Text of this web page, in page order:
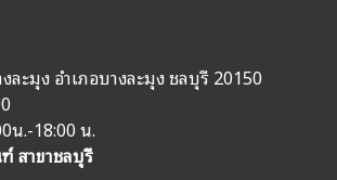
ะมุง อำเภอบางละมุง ชลบุรี 20150
น.-18:00 น.
สาขาชลบุรี